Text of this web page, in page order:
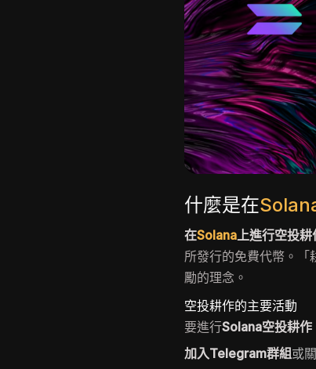
什麼是在
在Solana上進行空投耕
所發行的免費代幣。「
勵的理念。
空投耕作的主要活動
要進行Solana空投耕作
加入Telegram群組或